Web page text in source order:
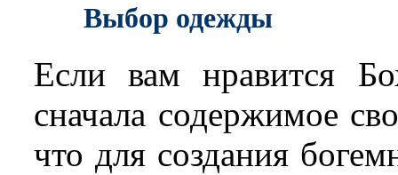
Выбор одежды
Если вам нравится
сначала содержимое
что для создания